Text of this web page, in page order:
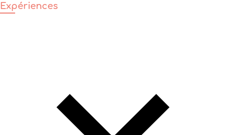
Expériences